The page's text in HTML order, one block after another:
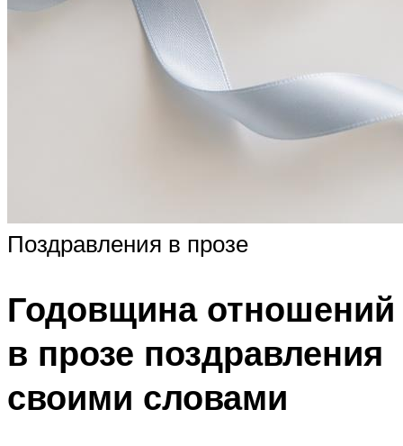
Поздравления в прозе
Годовщина отношений
в прозе поздравления
своими словами